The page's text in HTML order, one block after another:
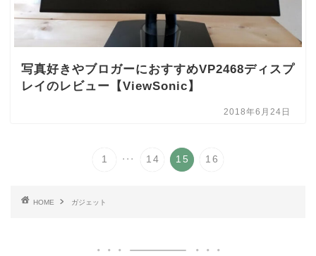
写真好きやブロガーにおすすめVP2468ディスプ
レイのレビュー【ViewSonic】
2018年6月24日
1 ... 14 15 16
HOME ガジェット